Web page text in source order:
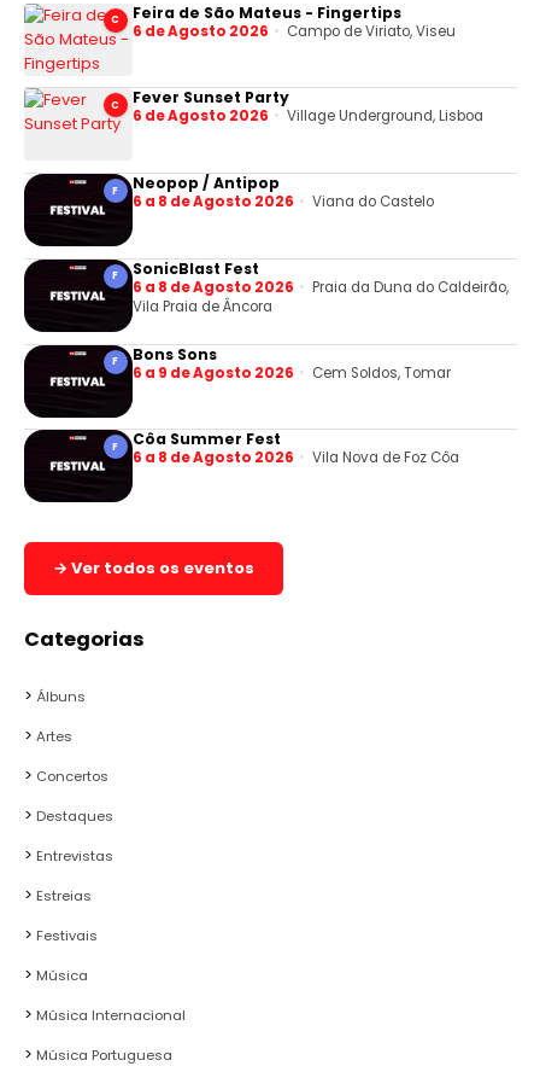
C Feira de São Mateus - Fingertips
6 de Agosto 2026 Campo de Viriato, Viseu
C Fever Sunset Party
6 de Agosto 2026 Village Underground, Lisboa
F Neopop / Antipop
6 a 8 de Agosto 2026 Viana do Castelo
F SonicBlast Fest
6 a 8 de Agosto 2026
Praia da Duna do Caldeirão,
Vila Praia de Âncora
F Bons Sons
6 a 9 de Agosto 2026 Cem Soldos, Tomar
F Côa Summer Fest
6 a 8 de Agosto 2026 Vila Nova de Foz Côa
→ Ver todos os eventos
Categorias
Álbuns
Artes
Concertos
Destaques
Entrevistas
Estreias
Festivais
Música
Música Internacional
Música Portuguesa